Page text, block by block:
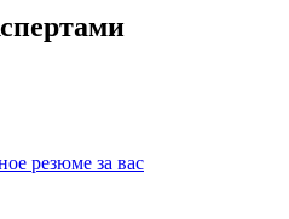
резюме за вас